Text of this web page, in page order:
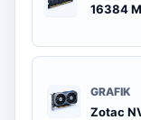
16384
GRAFIK
Zotac